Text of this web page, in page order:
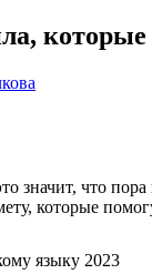
которые
значит, что
которые
языку 2023